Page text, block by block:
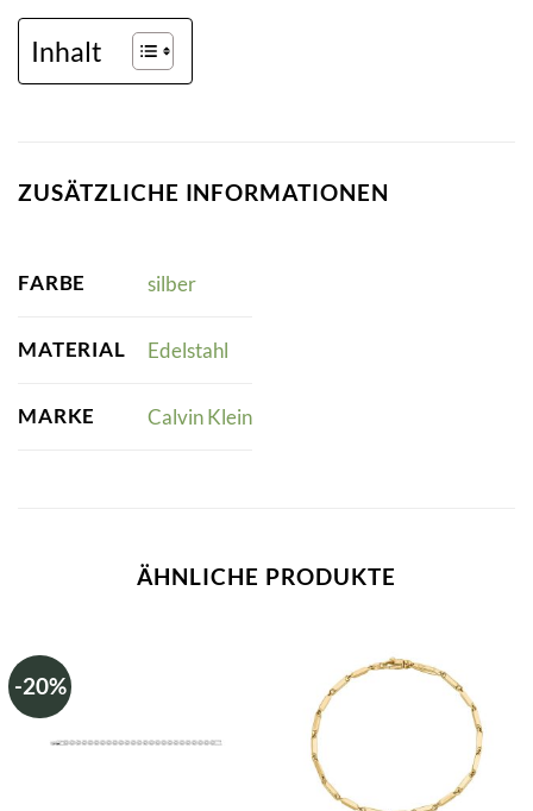
Inhalt
ZUSÄTZLICHE INFORMATIONEN
FARBE silber
MATERIAL Edelstahl
MARKE Calvin Klein
ÄHNLICHE PRODUKTE
-20%